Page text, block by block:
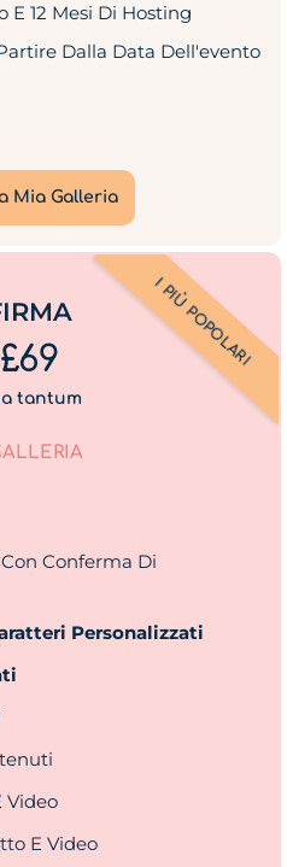
E 12 Mesi Di Hosting
Dalla Data Dell'evento
Mia Galleria
I PIÙ POPOLARI
£69
tantum
Con Conferma Di
Personalizzati
Video
E Video